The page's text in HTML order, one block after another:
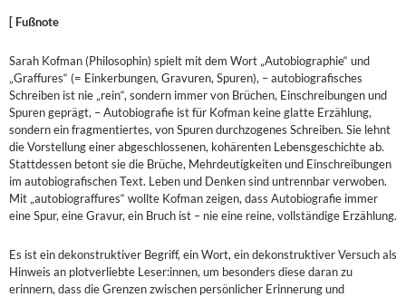
[ Fußnote
Sarah Kofman (Philosophin) spielt mit dem Wort „Autobiographie“ und
„Graffures“ (= Einkerbungen, Gravuren, Spuren), – autobiografisches
Schreiben ist nie „rein“, sondern immer von Brüchen, Einschreibungen und
Spuren geprägt, – Autobiografie ist für Kofman keine glatte Erzählung,
sondern ein fragmentiertes, von Spuren durchzogenes Schreiben. Sie lehnt
die Vorstellung einer abgeschlossenen, kohärenten Lebensgeschichte ab.
Stattdessen betont sie die Brüche, Mehrdeutigkeiten und Einschreibungen
im autobiografischen Text. Leben und Denken sind untrennbar verwoben.
Mit „autobiograffures“ wollte Kofman zeigen, dass Autobiografie immer
eine Spur, eine Gravur, ein Bruch ist – nie eine reine, vollständige Erzählung.
Es ist ein dekonstruktiver Begriff, ein Wort, ein dekonstruktiver Versuch als
Hinweis an plotverliebte Leser:innen, um besonders diese daran zu
erinnern, dass die Grenzen zwischen persönlicher Erinnerung und